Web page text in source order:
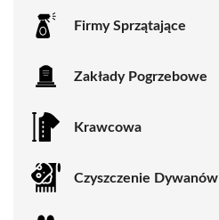
Firmy Sprzątające
Zakłady Pogrzebowe
Krawcowa
Czyszczenie Dywanów